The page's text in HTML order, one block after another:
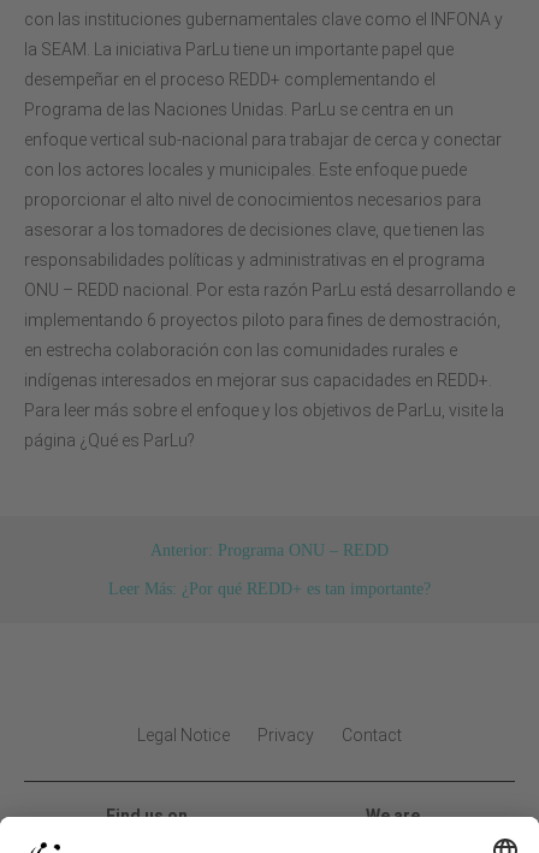
con las instituciones gubernamentales clave como el INFONA y
la SEAM. La iniciativa ParLu tiene un importante papel que
desempeñar en el proceso REDD+ complementando el
Programa de las Naciones Unidas. ParLu se centra en un
enfoque vertical sub-nacional para trabajar de cerca y conectar
con los actores locales y municipales. Este enfoque puede
proporcionar el alto nivel de conocimientos necesarios para
asesorar a los tomadores de decisiones clave, que tienen las
responsabilidades políticas y administrativas en el programa
ONU – REDD nacional. Por esta razón ParLu está desarrollando e
implementando 6 proyectos piloto para fines de demostración,
en estrecha colaboración con las comunidades rurales e
indígenas interesados en mejorar sus capacidades en REDD+.
Para leer más sobre el enfoque y los objetivos de ParLu, visite la
página ¿Qué es ParLu?
Anterior: Programa ONU – REDD
Leer Más: ¿Por qué REDD+ es tan importante?
Legal Notice Privacy Contact
Find us on We are